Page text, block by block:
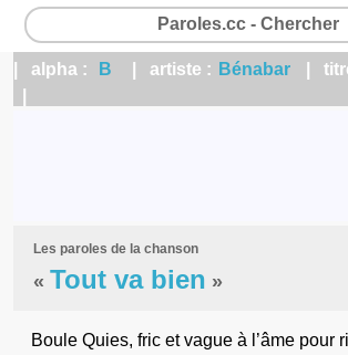
Paroles.cc - Chercher
| alpha : B | artiste : Bénabar |
Les paroles de la chanson
« Tout va bien »
Boule Quies, fric et vague à l’âme pour